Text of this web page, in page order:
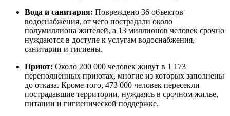
Вода и санитария: Повреждено 36 объектов
водоснабжения, от чего пострадали около
полумиллиона жителей, а 13 миллионов человек срочно
нуждаются в доступе к услугам водоснабжения,
санитарии и гигиены.
Приют: Около 200 000 человек живут в 1 173
переполненных приютах, многие из которых заполнены
до отказа. Кроме того, 473 000 человек пересекли
пострадавшие территории, нуждаясь в срочном жилье,
питании и гигиенической поддержке.